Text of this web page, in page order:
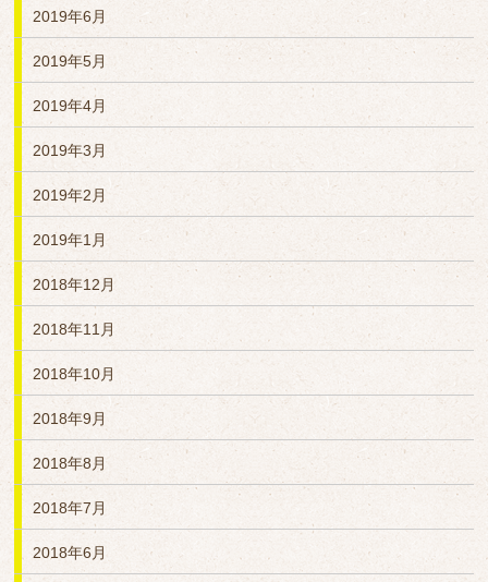
2019年6月
2019年5月
2019年4月
2019年3月
2019年2月
2019年1月
2018年12月
2018年11月
2018年10月
2018年9月
2018年8月
2018年7月
2018年6月